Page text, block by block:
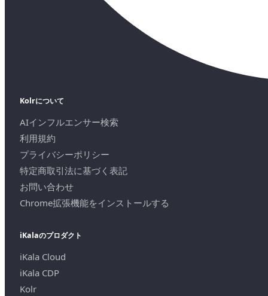
Kolrについて
AIインフルエンサー検索
利用規約
プライバシーポリシー
特定商取引法に基づく表記
お問い合わせ
Chrome拡張機能をインストールする
iKalaのプロダクト
iKala Cloud
iKala CDP
Kolr